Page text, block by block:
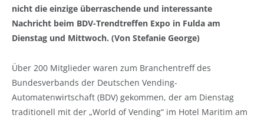
nicht die einzige überraschende und interessante
Nachricht beim BDV-Trendtreffen Expo in Fulda am
Dienstag und Mittwoch. (Von Stefanie George)
Über 200 Mitglieder waren zum Branchentreff des
Bundesverbands der Deutschen Vending-
Automatenwirtschaft (BDV) gekommen, der am Dienstag
traditionell mit der „World of Vending“ im Hotel Maritim am